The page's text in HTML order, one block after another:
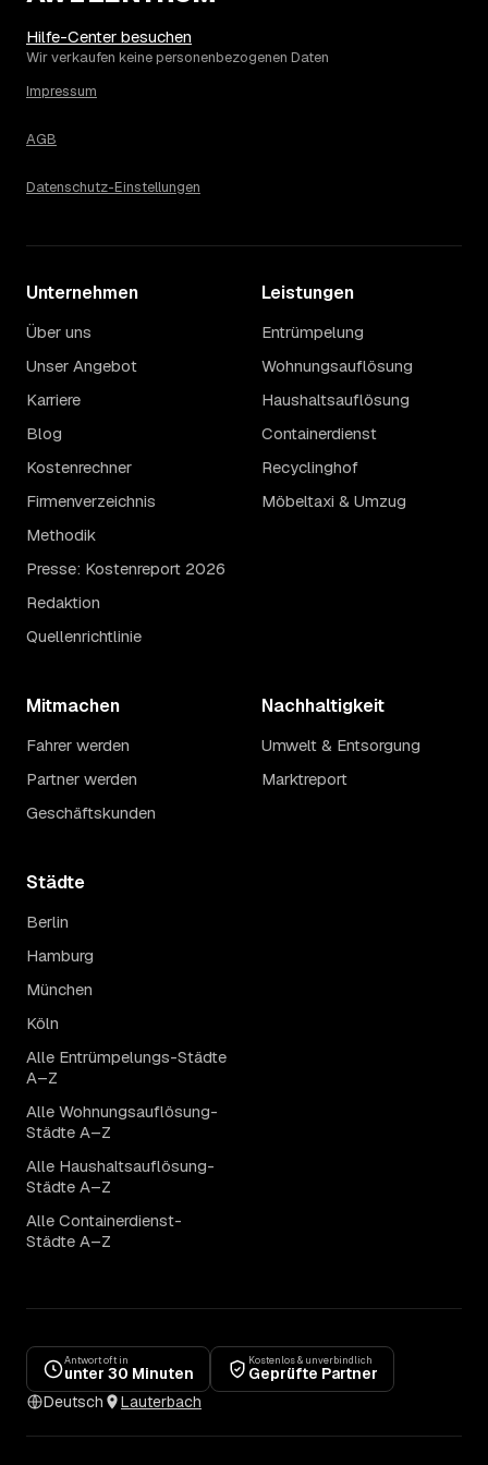
Haushaltsauflösung, in Lauterbach sind es im Schnitt
2.498 €. Die genaue Preisspanne hängt jeweils von
Größe und Wertanrechnung des Hausstands ab, ein
Hilfe-Center besuchen
Wir verkaufen keine personenbezogenen Daten
Impressum
AGB
Datenschutz-Einstellungen
Unternehmen
Über uns
Unser Angebot
Karriere
Blog
Kostenrechner
Firmenverzeichnis
Methodik
Presse: Kostenreport 2026
Redaktion
Quellenrichtlinie
Leistungen
Entrümpelung
Wohnungsauflösung
Haushaltsauflösung
Containerdienst
Recyclinghof
Möbeltaxi & Umzug
Mitmachen
Fahrer werden
Partner werden
Geschäftskunden
Nachhaltigkeit
Umwelt & Entsorgung
Marktreport
Städte
Berlin
Hamburg
München
Köln
Alle Entrümpelungs-Städte
A–Z
Alle Wohnungsauflösung-
Städte A–Z
Alle Haushaltsauflösung-
Städte A–Z
Alle Containerdienst-
Städte A–Z
Antwort oft in
unter 30 Minuten
Kostenlos & unverbindlich
Geprüfte Partner
Deutsch
Lauterbach